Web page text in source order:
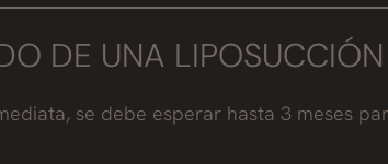
DE UNA
se debe esperar hasta 3 meses